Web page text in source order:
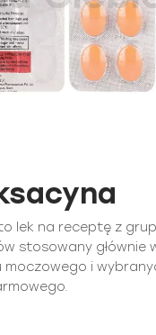
lek na receptę z
stosowany głównie
moczowego i